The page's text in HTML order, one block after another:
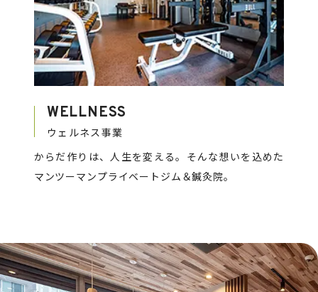
WELLNESS
ウェルネス事業
からだ作りは、人生を変える。そんな想いを込めた
マンツーマンプライベートジム＆鍼灸院。